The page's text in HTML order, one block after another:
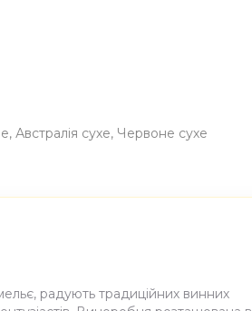
Австралія сухе Червоне сухе
радують традиційних винних